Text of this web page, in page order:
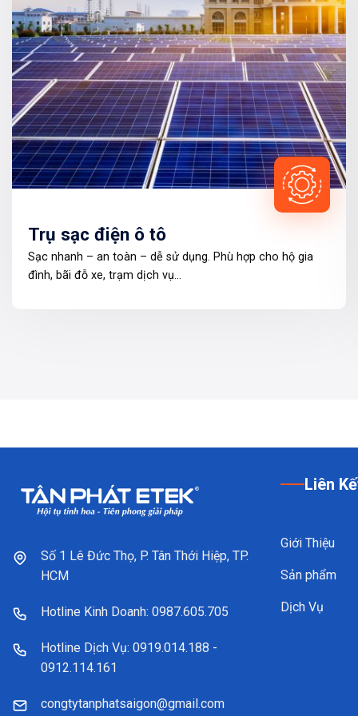
Trụ sạc điện ô tô
Sạc nhanh – an toàn – dễ sử dụng. Phù hợp cho hộ gia
đình, bãi đỗ xe, trạm dịch vụ…
Số 1 Lê Đức Thọ, P. Tân Thới Hiệp, TP.
HCM
Hotline Kinh Doanh: 0987.605.705
Hotline Dịch Vụ: 0919.014.188 -
0912.114.161
congtytanphatsaigon@gmail.com
Liên
Giới Thiệu
Sản phẩm
Dịch Vụ